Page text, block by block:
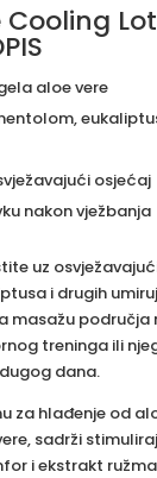
aloe vere
osjećaj
nakon vježbanja
uz
i drugih
masažu
treninga ili
dana.
za hlađenje od
sadrži
i ekstrakt